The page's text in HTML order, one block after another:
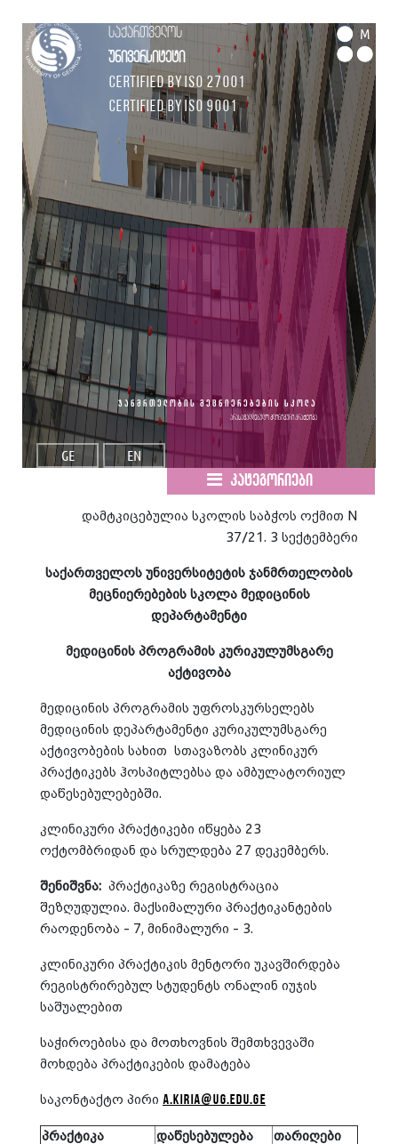
საქართველოს
უნივერსიტეტი
Certified by ISO 27001
Certified by ISO 9001
M
GE EN
ჯანმრთელობის მეცნიერებების სკოლა
არასავალდებულო კლინიკური პრაქტიკა
კატეგორიები
დამტკიცებულია სკოლის საბჭოს ოქმით N
37/21. 3 სექტემბერი
საქართველოს უნივერსიტეტის ჯანმრთელობის
მეცნიერებების სკოლა მედიცინის
დეპარტამენტი
მედიცინის პროგრამის კურიკულუმსგარე
აქტივობა
მედიცინის პროგრამის უფროსკურსელებს
მედიცინის დეპარტამენტი კურიკულუმსგარე
აქტივობების სახით სთავაზობს კლინიკურ
პრაქტიკებს ჰოსპიტლებსა და ამბულატორიულ
დაწესებულებებში.
კლინიკური პრაქტიკები იწყება 23
ოქტომბრიდან და სრულდება 27 დეკემბერს.
შენიშვნა: პრაქტიკაზე რეგისტრაცია
შეზღუდულია. მაქსიმალური პრაქტიკანტების
რაოდენობა - 7, მინიმალური - 3.
კლინიკური პრაქტიკის მენტორი უკავშირდება
რეგისტრირებულ სტუდენტს ონალინ იუჯის
საშუალებით
საჭიროებისა და მოთხოვნის შემთხვევაში
მოხდება პრაქტიკების დამატება
საკონტაქტო პირი a.kiria@ug.edu.ge
პრაქტიკა დაწესებულება თარიღები